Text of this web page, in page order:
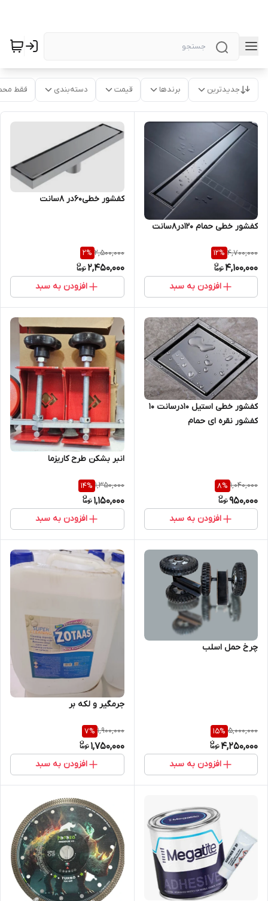
جدیدترین برندها قیمت دسته‌بندی فقط
کفشور خطی حمام 120در8سانت
4,700,000
12%
4,100,000
افزودن به سبد
کفشور خطی60در 8سانت
2,500,000
2%
2,450,000
افزودن به سبد
کفشور خطی استیل 10درسانت 10
کفشور نقره ای حمام
1,040,000
8%
950,000
افزودن به سبد
انبر بشکن طرح کاریزما
1,350,000
14%
1,150,000
افزودن به سبد
چرخ حمل اسلب
5,000,000
15%
4,250,000
افزودن به سبد
جرمگیر و لکه بر
1,900,000
7%
1,750,000
افزودن به سبد